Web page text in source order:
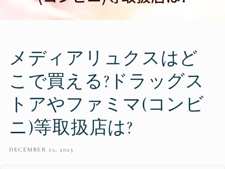
メディアリュクスはど
こで買える?ドラッグス
トアやファミマ(コンビ
ニ)等取扱店は?
DECEMBER 22, 2025